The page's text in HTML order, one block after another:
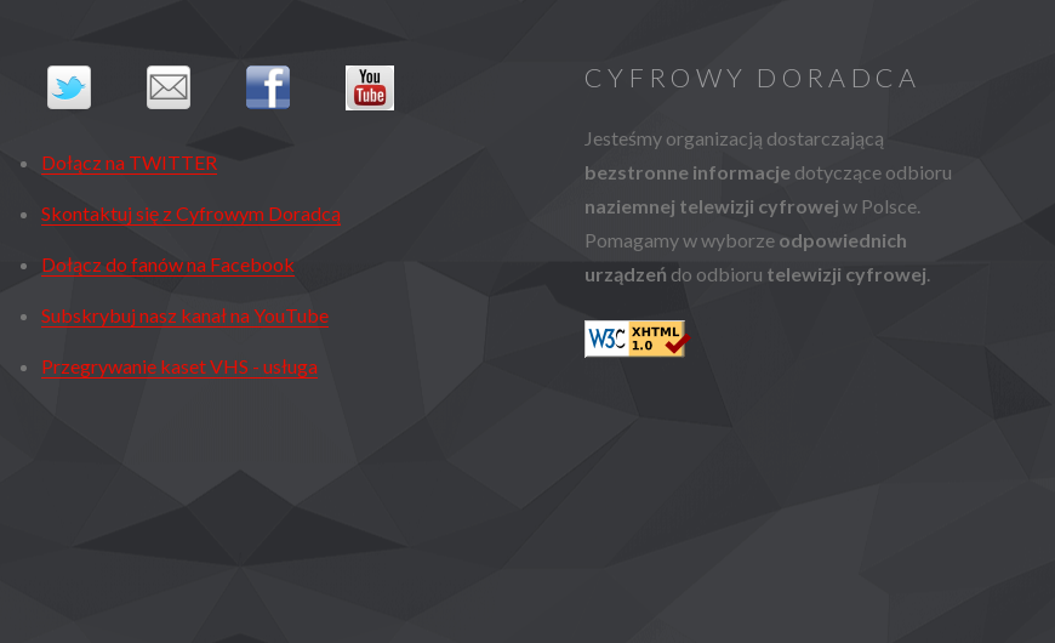
Dołącz na TWITTER
Skontaktuj się z Cyfrowym Doradcą
Dołącz do fanów na Facebook
Subskrybuj nasz kanał na YouTube
Przegrywanie kaset VHS - usługa
CYFROWY DORADCA
Jesteśmy organizacją dostarczającą
bezstronne informacjedotyczące odbioru
naziemnej telewizji cyfrowej w Polsce.
Pomagamy w wyborze odpowiednich
urządzeń do odbioru telewizji cyfrowej.